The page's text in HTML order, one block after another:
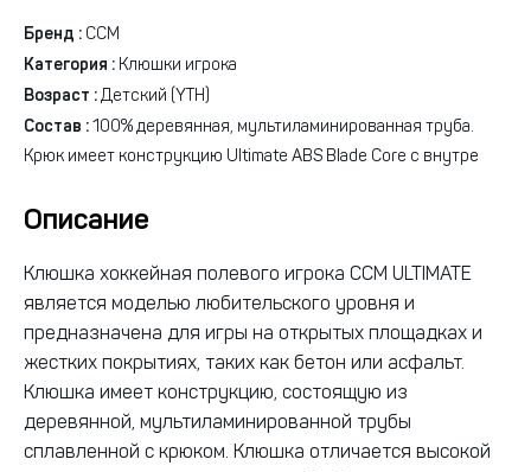
Бренд : CCM
Категория : Клюшки игрока
Возраст : Детский (YTH)
Состав : 100% деревянная, мультиламинированная труба.
Крюк имеет конструкцию Ultimate ABS Blade Core с внутре
Описание
Клюшка хоккейная полевого игрока CCM ULTIMATE
является моделью любительского уровня и
предназначена для игры на открытых площадках и
жестких покрытиях, таких как бетон или асфальт.
Клюшка имеет конструкцию, состоящую из
деревянной, мультиламинированной трубы
сплавленной с крюком. Клюшка отличается высокой